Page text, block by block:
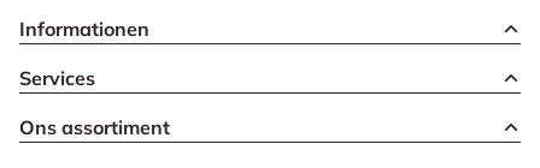
Informationen
Services
Ons assortiment